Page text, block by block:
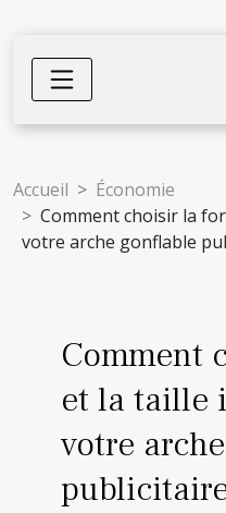
Accueil
Économie
Comment choisir la
votre arche gonflable
Comment
et la taille
votre